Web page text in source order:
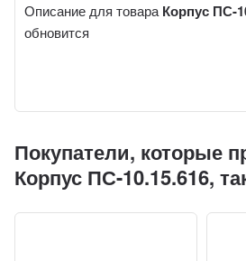
Описание для товара Корпус ПС-
обновится
Покупатели, которые
Корпус ПС-10.15.616,